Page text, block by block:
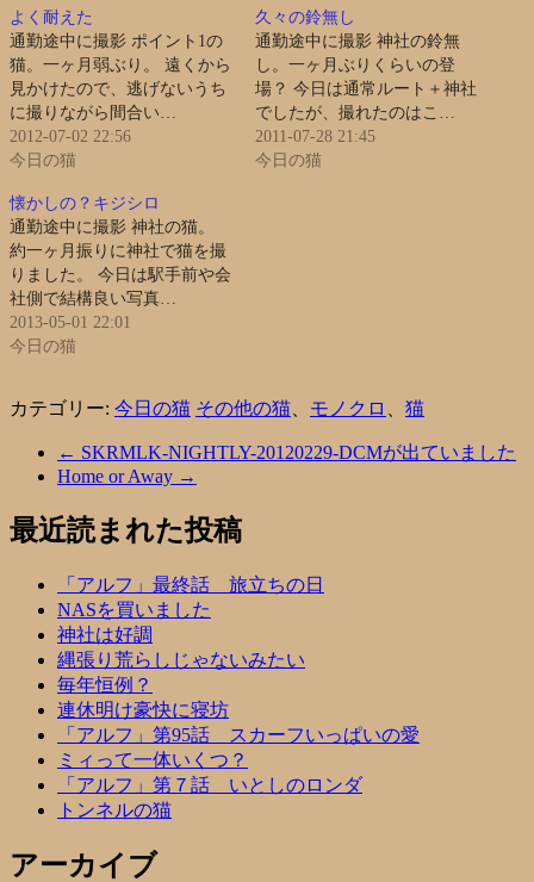
よく耐えた
通勤途中に撮影 ポイント1の
猫。一ヶ月弱ぶり。 遠くから
見かけたので、逃げないうち
に撮りながら間合い…
2012-07-02 22:56
今日の猫
久々の鈴無し
通勤途中に撮影 神社の鈴無
し。一ヶ月ぶりくらいの登
場？ 今日は通常ルート＋神社
でしたが、撮れたのはこ…
2011-07-28 21:45
今日の猫
懐かしの？キジシロ
通勤途中に撮影 神社の猫。
約一ヶ月振りに神社で猫を撮
りました。 今日は駅手前や会
社側で結構良い写真…
2013-05-01 22:01
今日の猫
カテゴリー: 今日の猫 その他の猫 モノクロ 猫
← SKRMLK-NIGHTLY-20120229-DCMが出ていました
Home or Away →
最近読まれた投稿
「アルフ」最終話 旅立ちの日
NASを買いました
神社は好調
縄張り荒らしじゃないみたい
毎年恒例？
連休明け豪快に寝坊
「アルフ」第95話 スカーフいっぱいの愛
ミィって一体いくつ？
「アルフ」第７話 いとしのロンダ
トンネルの猫
アーカイブ